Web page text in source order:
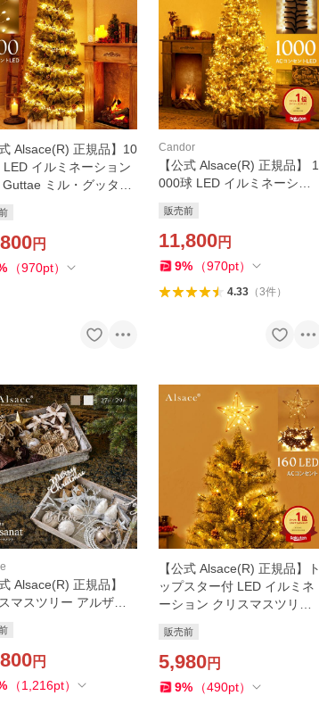
式 Alsace(R) 正規品】10
LED イルミネーション
ミル・グッタイ
に 10ｍ タイマーなし
クリスマス
円
（970pt）
Candor
【公式 Alsace(R) 正規品】 1
000球 LED イルミネーショ
ACコンセント式 150cm 180
cm に 10ｍ タイマーON/OF
F 室内 屋外 柊
販売前
11,800円
9% （970pt）
4.33（3件）
式 Alsace(R) 正規品】
マスツリー アルザス
ト セット Blanc Noel
・ノエル＝白系) / ecr
リュ＝籐系) 柊
円
（1,216pt）
【公式 Alsace(R) 正規品】ト
ップスター付 LED イルミネ
ーション クリスマスツリー
0cm 150cm に 160球 10ｍ
タイマーON/OFF 柊
販売前
5,980円
9% （490pt）